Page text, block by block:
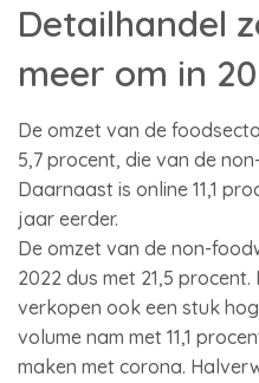
Detailhandel
meer om in
De omzet van de
5,7 procent, die van de
Daarnaast is online 11,1
jaar eerder.
De omzet van de non-
2022 dus met 21,5
verkopen ook een stuk
volume nam met 11,1
maken met corona.